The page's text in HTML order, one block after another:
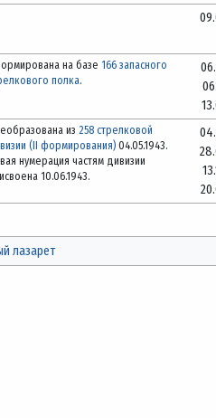
на базе 166 запасного
полка.
из 258 стрелковой
(II формирования)04.05.1943.
нумерация частям дивизии
10.06.1943.
лазарет